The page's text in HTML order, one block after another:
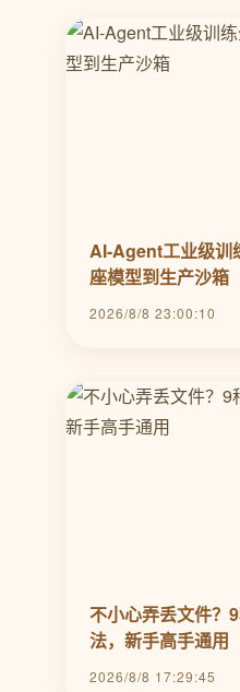
AI-Agent工业级训
座模型到生产沙箱
2026/8/8 23:00:10
不小心弄丢文件？
法，新手高手通用
2026/8/8 17:29:45